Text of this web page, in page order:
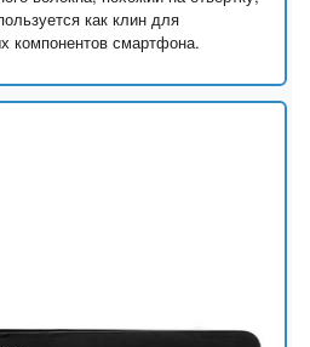
как клин для
компонентов смартфона.